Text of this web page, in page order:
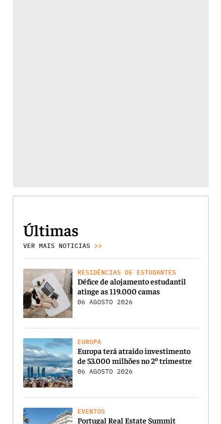
Últimas
VER MAIS NOTICIAS >>
RESIDÊNCIAS DE ESTUDANTES
Défice de alojamento estudantil
atinge as 119.000 camas
06 AGOSTO 2026
EUROPA
Europa terá atraído investimento
de 53.000 milhões no 2º trimestre
06 AGOSTO 2026
EVENTOS
Portugal Real Estate Summit